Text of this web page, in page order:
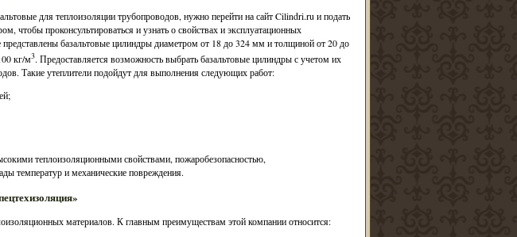
для теплоизоляции трубопроводов, нужно перейти на сайт Cilindri.ru и подать
чтобы проконсультироваться и узнать о свойствах и эксплуатационных
представлены базальтовые цилиндры диаметром от 18 до 324 мм и толщиной от 20 до
кг/м3. Предоставляется возможность выбрать базальтовые цилиндры с учетом их
Такие утеплители подойдут для выполнения следующих работ:
теплоизоляционными свойствами, пожаробезопасностью,
температур и механические повреждения.
материалов. К главным преимуществам этой компании относится: